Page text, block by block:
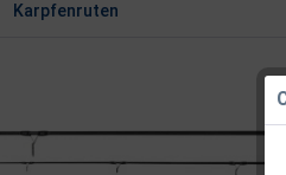
Karpfenruten